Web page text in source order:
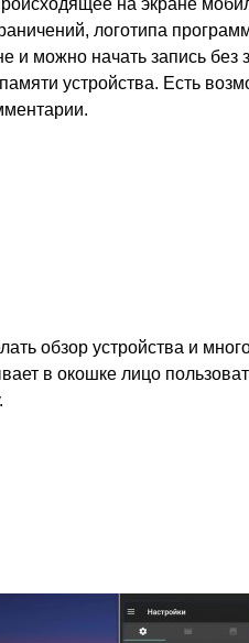
на экране
логотипа
и можно начать запись без
устройства. Есть
обзор устройства и
в окошке лицо